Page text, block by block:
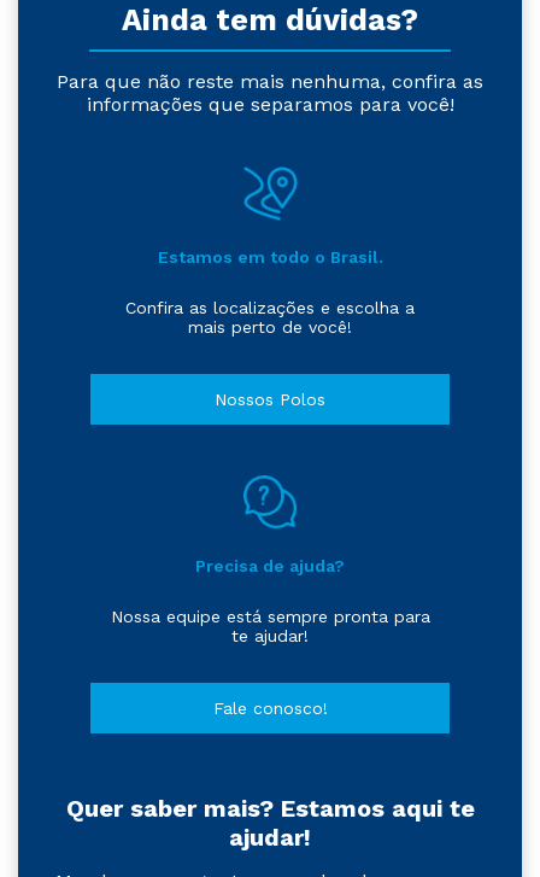
Ainda tem dúvidas?
Para que não reste mais nenhuma, confira as
informações que separamos para você!
Estamos em todo o Brasil.
Confira as localizações e escolha a
mais perto de você!
Nossos Polos
Precisa de ajuda?
Nossa equipe está sempre pronta para
te ajudar!
Fale conosco!
Quer saber mais? Estamos aqui te
ajudar!